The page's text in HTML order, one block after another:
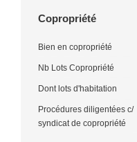
Copropriété
Bien en copropriété
Nb Lots Copropriété
Dont lots d'habitation
Procédures diligentées c/
syndicat de copropriété